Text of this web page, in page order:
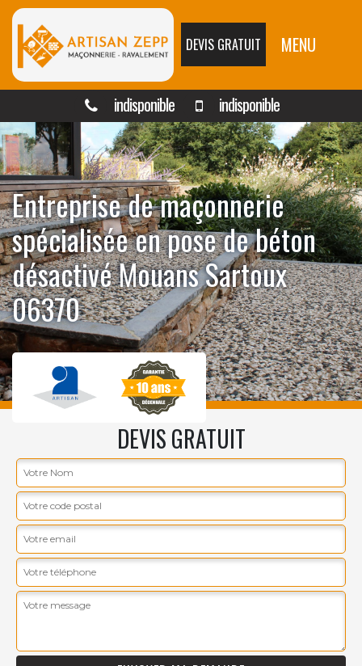
DEVIS GRATUIT MENU
indisponible indisponible
Entreprise de maçonnerie
spécialisée en pose de béton
désactivé Mouans Sartoux
06370
DEVIS GRATUIT